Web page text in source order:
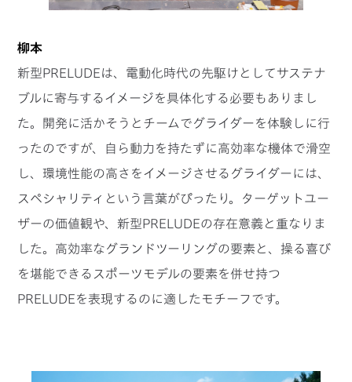
柳本
新型PRELUDEは、電動化時代の先駆けとしてサステナ
ブルに寄与するイメージを具体化する必要もありまし
た。開発に活かそうとチームでグライダーを体験しに行
ったのですが、自ら動力を持たずに高効率な機体で滑空
し、環境性能の高さをイメージさせるグライダーには、
スペシャリティという言葉がぴったり。ターゲットユー
ザーの価値観や、新型PRELUDEの存在意義と重なりま
した。高効率なグランドツーリングの要素と、操る喜び
を堪能できるスポーツモデルの要素を併せ持つ
PRELUDEを表現するのに適したモチーフです。